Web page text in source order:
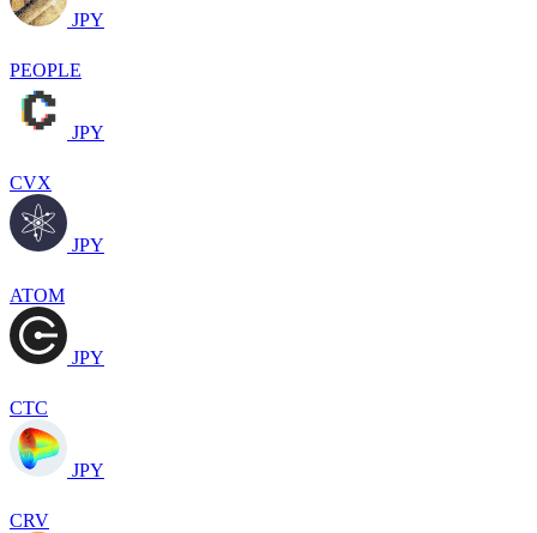
JPY
PEOPLE
JPY
CVX
JPY
ATOM
JPY
CTC
JPY
CRV